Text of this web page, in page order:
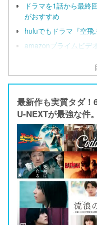
ドラマを1話から最終
がおすすめ
huluでもドラマ『空飛
amazonプライムビデ
最新作も実質タダ！
U-NEXTが最強な件。